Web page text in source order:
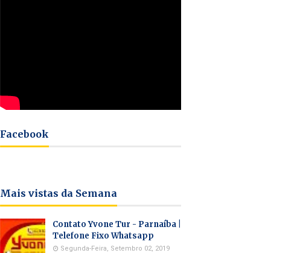
Facebook
Mais vistas da Semana
Contato Yvone Tur - Parnaíba |
Telefone Fixo Whatsapp
Segunda-Feira, Setembro 02, 2019